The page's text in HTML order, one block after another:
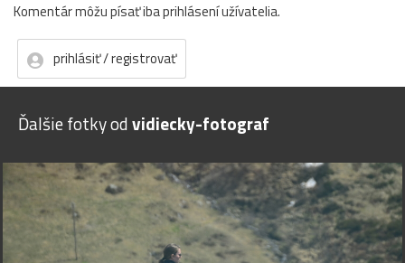
Komentár môžu písať iba prihlásení užívatelia.
prihlásiť / registrovať
Ďalšie fotky odvidiecky-fotograf